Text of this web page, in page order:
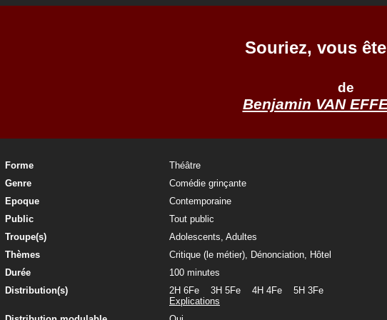
Souriez, vous
de
Benjamin VAN
Forme
Théâtre
Genre
Comédie grinçante
Epoque
Contemporaine
Public
Tout public
Troupe(s)
Adolescents, Adultes
Thèmes
Critique (le métier), Dénonciation, Hôtel
Durée
100 minutes
Distribution(s)
2H 6Fe 3H 5Fe 4H 4Fe 5H 3Fe
Explications